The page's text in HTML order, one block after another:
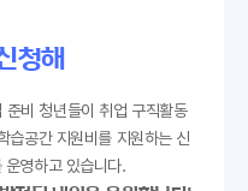
청해
준비 청년들이 취업 구직활동
습공간 지원비를 지원하는 신
운영하고 있습니다.